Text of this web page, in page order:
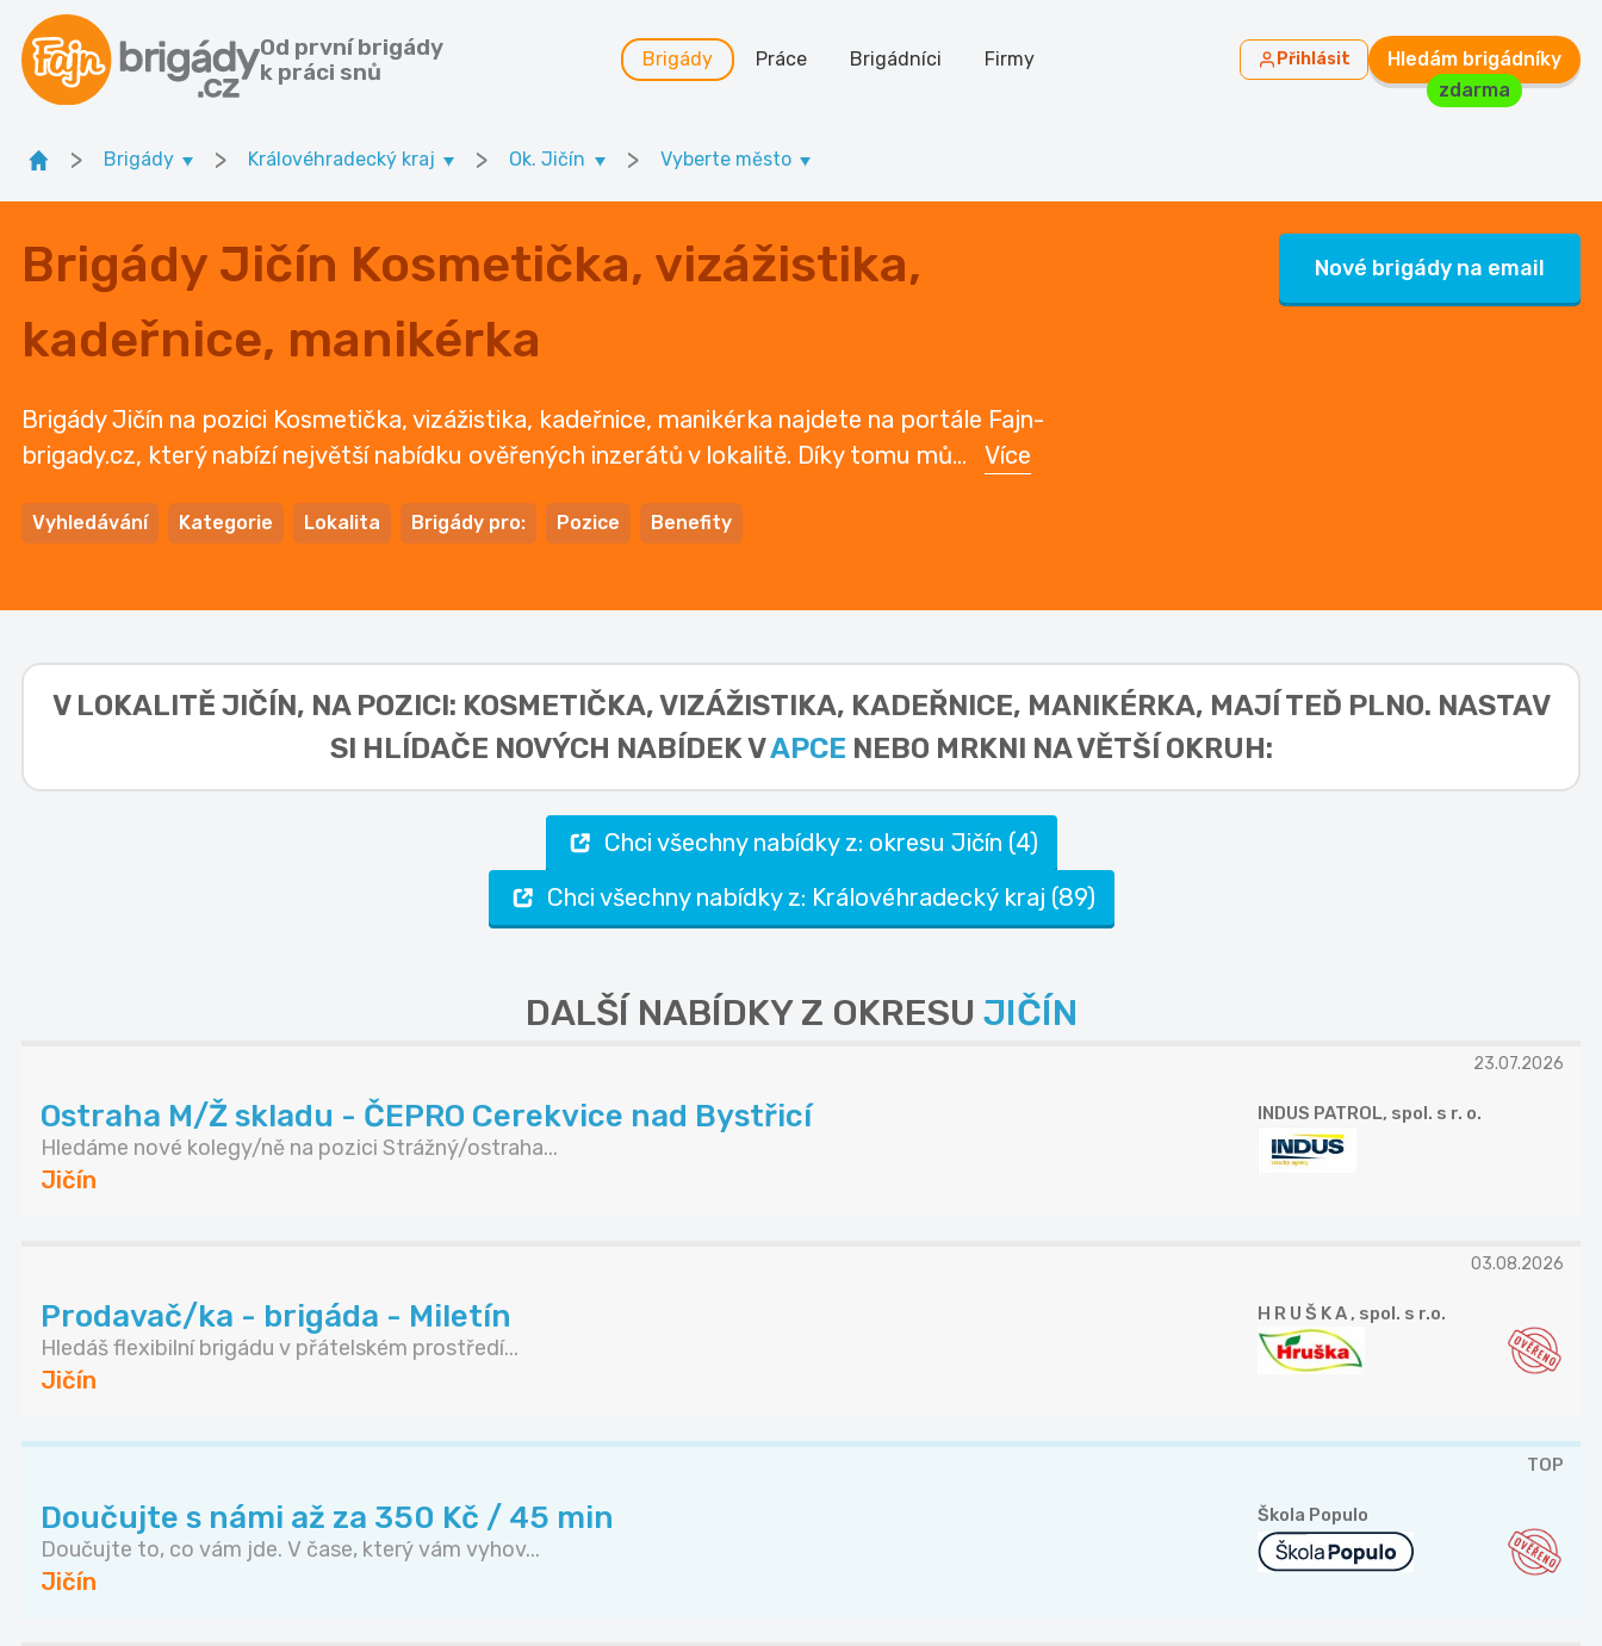
Od první brigády
k práci snů
Brigády Práce Brigádníci Firmy Přihlásit
Hledám brigádníky
zdarma
> Brigády > Královéhradecký kraj > Ok. Jičín > Vyberte město
Brigády Jičín Kosmetička, vizážistika,
kadeřnice, manikérka
Brigády Jičín na pozici Kosmetička, vizážistika, kadeřnice, manikérka najdete na portále Fajn-
brigady.cz, který nabízí největší nabídku ověřených inzerátů v lokalitě. Díky tomu mů... Více
Vyhledávání Kategorie Lokalita Brigády pro: Pozice Benefity
Nové brigády na email
V LOKALITĚ JIČÍN, NA POZICI: KOSMETIČKA, VIZÁŽISTIKA, KADEŘNICE, MANIKÉRKA, MAJÍ TEĎ PLNO. NASTAV
SI HLÍDAČE NOVÝCH NABÍDEK VAPCE NEBO MRKNI NA VĚTŠÍ OKRUH:
Chci všechny nabídky z: okresu Jičín (4)
Chci všechny nabídky z: Královéhradecký kraj (89)
DALŠÍ NABÍDKY Z OKRESU JIČÍN
23.07.2026
Ostraha M/Ž skladu - ČEPRO Cerekvice nad Bystřicí
Hledáme nové kolegy/ně na pozici Strážný/ostraha...
Jičín
INDUS PATROL, spol. s r. o.
03.08.2026
Prodavač/ka - brigáda - Miletín
Hledáš flexibilní brigádu v přátelském prostředí...
Jičín
H R U Š K A , spol. s r.o.
TOP
Doučujte s námi až za 350 Kč / 45 min
Doučujte to, co vám jde. V čase, který vám vyhov...
Jičín
Škola Populo